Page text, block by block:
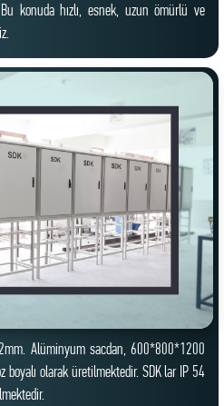
konuda hızlı, esnek, uzun ömürlü ve
2mm. Alüminyum sacdan, 600*800*1200
olarak üretilmektedir. SDK lar IP 54